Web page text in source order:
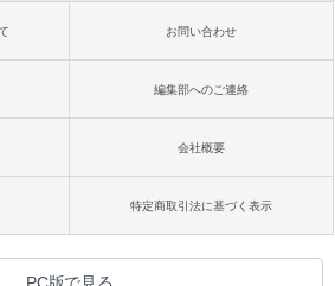
お問い合わせ
編集部へのご連絡
会社概要
特定商取引法に基づく表示